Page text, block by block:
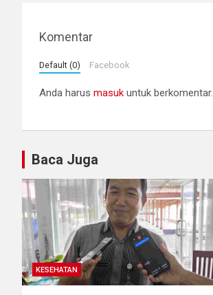
Komentar
Default (0) Facebook
Anda harus masuk untuk berkomentar.
Baca Juga
KESEHATAN